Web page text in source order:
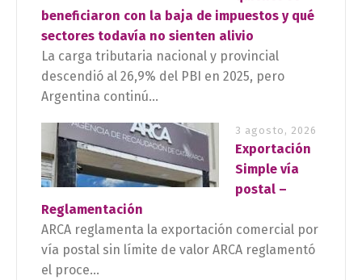
beneficiaron con la baja de impuestos y qué
sectores todavía no sienten alivio
La carga tributaria nacional y provincial
descendió al 26,9% del PBI en 2025, pero
Argentina continú...
3 agosto, 2026
Exportación
Simple vía
postal –
Reglamentación
ARCA reglamenta la exportación comercial por
vía postal sin límite de valor ARCA reglamentó
el proce...